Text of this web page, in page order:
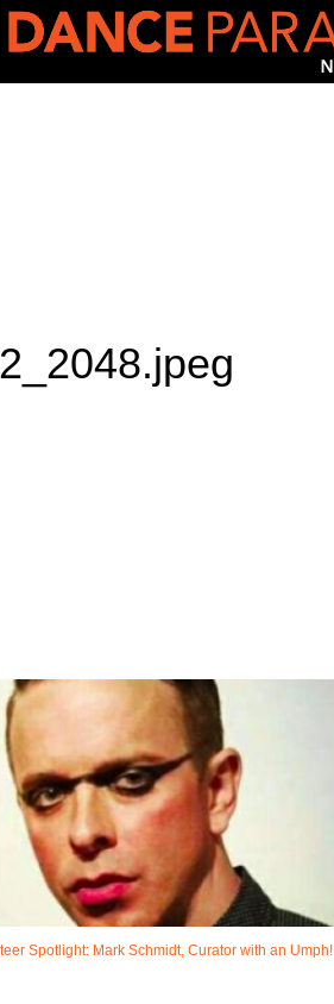
Spotlight: Mark Schmidt, Curator with an Umph!